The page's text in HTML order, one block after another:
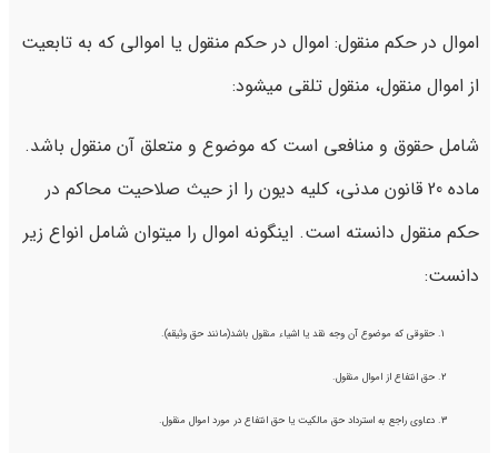
اموال در حکم منقول: اموال در حکم منقول یا اموالی که به تابعیت
از اموال منقول، منقول تلقی میشود:
شامل حقوق و منافعی است که موضوع و متعلق آن منقول باشد.
ماده 20 قانون مدنی، کلیه دیون را از حیث صلاحیت محاکم در
حکم منقول دانسته است. اینگونه اموال را میتوان شامل انواع زیر
دانست:
حقوقی که موضوع آن وجه نقد یا اشیاء منقول باشد(مانند حق وثیقه).
حق انتفاع از اموال منقول.
دعاوی راجع به استرداد حق مالکیت یا حق انتفاع در مورد اموال منقول.